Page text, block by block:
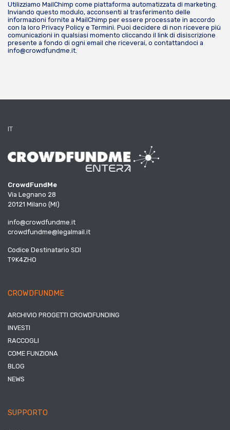
Utilizziamo MailChimp come piattaforma automatizzata di marketing.
Inviando questo modulo, acconsenti al trasferimento delle
informazioni fornite a MailChimp per essere processate in accordo
con la loro Privacy Policy e Termini. Puoi decidere di non ricevere più
comunicazioni in qualsiasi momento cliccando il link di disiscrizione
presente a fondo di ogni email che riceverai, o contattandoci a
info@crowdfundme.it.
IT
CrowdFundMe
Via Legnano 28
20121 Milano (MI)
info@crowdfundme.it
crowdfundme@legalmail.it
Codice Destinatario SDI
T9K4ZHO
CROWDFUNDME
ARCHIVIO PROGETTI CROWDFUNDING
INVESTI
RACCOGLI
COME FUNZIONA
BLOG
NEWS
SUPPORTO